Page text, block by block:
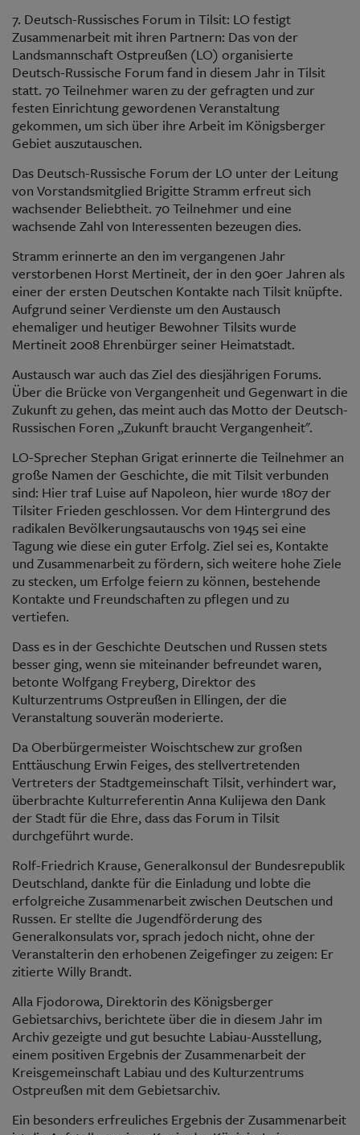
7. Deutsch-Russisches Forum in Tilsit: LO festigt
Zusammenarbeit mit ihren Partnern: Das von der
Landsmannschaft Ostpreußen (LO) organisierte
Deutsch-Russische Forum fand in diesem Jahr in Tilsit
statt. 70 Teilnehmer waren zu der gefragten und zur
festen Einrichtung gewordenen Veranstaltung
gekommen, um sich über ihre Arbeit im Königsberger
Gebiet auszutauschen.
Das Deutsch-Russische Forum der LO unter der Leitung
von Vorstandsmitglied Brigitte Stramm erfreut sich
wachsender Beliebtheit. 70 Teilnehmer und eine
wachsende Zahl von Interessenten bezeugen dies.
Stramm erinnerte an den im vergangenen Jahr
verstorbenen Horst Mertineit, der in den 90er Jahren als
einer der ersten Deutschen Kontakte nach Tilsit knüpfte.
Aufgrund seiner Verdienste um den Austausch
ehemaliger und heutiger Bewohner Tilsits wurde
Mertineit 2008 Ehrenbürger seiner Heimatstadt.
Austausch war auch das Ziel des diesjährigen Forums.
Über die Brücke von Vergangenheit und Gegenwart in die
Zukunft zu gehen, das meint auch das Motto der Deutsch-
Russischen Foren „Zukunft braucht Vergangenheit".
LO-Sprecher Stephan Grigat erinnerte die Teilnehmer an
große Namen der Geschichte, die mit Tilsit verbunden
sind: Hier traf Luise auf Napoleon, hier wurde 1807 der
Tilsiter Frieden geschlossen. Vor dem Hintergrund des
radikalen Bevölkerungsautauschs von 1945 sei eine
Tagung wie diese ein guter Erfolg. Ziel sei es, Kontakte
und Zusammenarbeit zu fördern, sich weitere hohe Ziele
zu stecken, um Erfolge feiern zu können, bestehende
Kontakte und Freundschaften zu pflegen und zu
vertiefen.
Dass es in der Geschichte Deutschen und Russen stets
besser ging, wenn sie miteinander befreundet waren,
betonte Wolfgang Freyberg, Direktor des
Kulturzentrums Ostpreußen in Ellingen, der die
Veranstaltung souverän moderierte.
Da Oberbürgermeister Woischtschew zur großen
Enttäuschung Erwin Feiges, des stellvertretenden
Vertreters der Stadtgemeinschaft Tilsit, verhindert war,
überbrachte Kulturreferentin Anna Kulijewa den Dank
der Stadt für die Ehre, dass das Forum in Tilsit
durchgeführt wurde.
Rolf-Friedrich Krause, Generalkonsul der Bundesrepublik
Deutschland, dankte für die Einladung und lobte die
erfolgreiche Zusammenarbeit zwischen Deutschen und
Russen. Er stellte die Jugendförderung des
Generalkonsulats vor, sprach jedoch nicht, ohne der
Veranstalterin den erhobenen Zeigefinger zu zeigen: Er
zitierte Willy Brandt.
Alla Fjodorowa, Direktorin des Königsberger
Gebietsarchivs, berichtete über die in diesem Jahr im
Archiv gezeigte und gut besuchte Labiau-Ausstellung,
einem positiven Ergebnis der Zusammenarbeit der
Kreisgemeinschaft Labiau und des Kulturzentrums
Ostpreußen mit dem Gebietsarchiv.
Ein besonders erfreuliches Ergebnis der Zusammenarbeit